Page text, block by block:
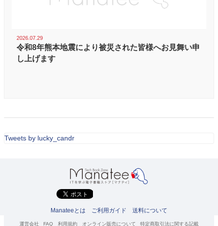
2026.07.29
令和8年熊本地震により被災された皆様へお見舞い申
し上げます
Tweets by lucky_candr
Manateeとは ご利用ガイド 送料について
運営会社 FAQ 利用規約 オンライン販売について 特定商取引法に関する記載